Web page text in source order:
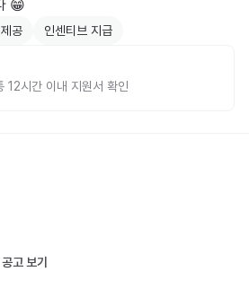
공 인센티브 지급
12시간 이내 지원서 확인
공고 보기